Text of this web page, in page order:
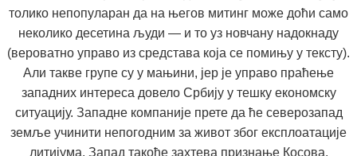
толико непопуларан да на његов митинг може доћи само
неколико десетина људи — и то уз новчану надокнаду
(вероватно управо из средстава која се помињу у тексту).
Али такве групе су у мањини, јер је управо праћење
западних интереса довело Србију у тешку економску
ситуацију. Западне компаније прете да ће северозапад
земље учинити непогодним за живот због експлоатације
литијума. Запад такође захтева признање Косова.